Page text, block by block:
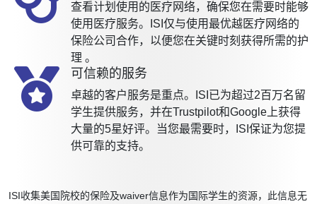
查看计划使用的医疗网络，确保您在需要时能够
使用医疗服务。ISI仅与使用最优越医疗网络的
保险公司合作，以便您在关键时刻获得所需的护
理 。
可信赖的服务
卓越的客户服务是重点。ISI已为超过2百万名留
学生提供服务，并在Trustpilot和Google上获得
大量的5星好评。当您最需要时，ISI保证为您提
供可靠的支持。
ISI收集美国院校的保险及waiver信息作为国际学生的资源，此信息无